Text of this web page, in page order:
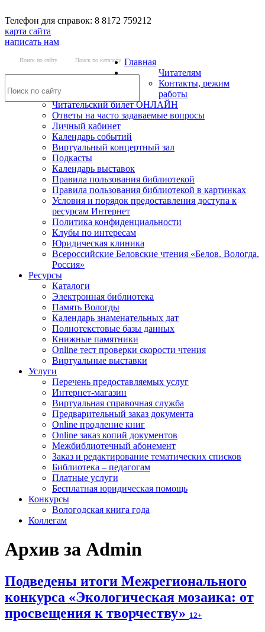
Телефон для справок: 8 8172 759212
карта сайта
написать нам
Поиск по сайту Поиск по каталогу Главная
Читателям
Контакты, режим
работы
Читательский билет ОНЛАЙН
Ответы на часто задаваемые вопросы
Личный кабинет
Календарь событий
Виртуальный концертный зал
Подкасты
Календарь выставок
Правила пользования библиотекой
Правила пользования библиотекой в картинках
Условия и порядок предоставления доступа к
ресурсам Интернет
Политика конфиденциальности
Клубы по интересам
Юридическая клиника
Всероссийские Беловские чтения «Белов. Вологда.
Россия»
Ресурсы
Каталоги
Электронная библиотека
Память Вологды
Календарь знаменательных дат
Полнотекстовые базы данных
Книжные памятники
Online тест проверки скорости чтения
Виртуальные выставки
Услуги
Перечень предоставляемых услуг
Интернет-магазин
Виртуальная справочная служба
Предварительный заказ документа
Online продление книг
Online заказ копий документов
Межбиблиотечный абонемент
Заказ и редактирование тематических списков
Библиотека – педагогам
Платные услуги
Бесплатная юридическая помощь
Конкурсы
Вологодская книга года
Коллегам
Архив за Admin
Подведены итоги Межрегионального
конкурса «Экологическая мозаика: от
просвещения к творчеству» 12+